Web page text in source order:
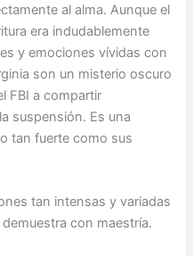
al alma. Aunque el
era indudablemente
y emociones vívidas con
son un misterio oscuro
FBI a compartir
suspensión. Es una
tan fuerte como sus
tan intensas y variadas
con maestría.